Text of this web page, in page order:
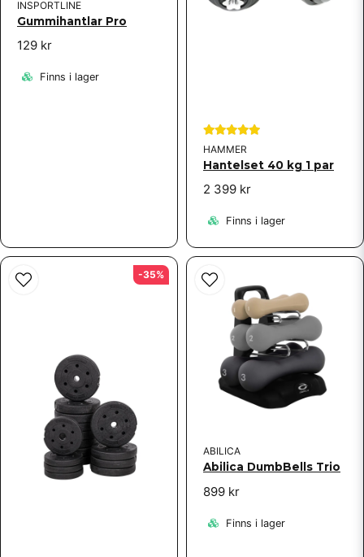
INSPORTLINE
Gummihantlar Pro
129 kr
Finns i lager
HAMMER
Hantelset 40 kg 1 par
2 399 kr
Finns i lager
-35%
ABILICA
Abilica DumbBells Trio
899 kr
Finns i lager